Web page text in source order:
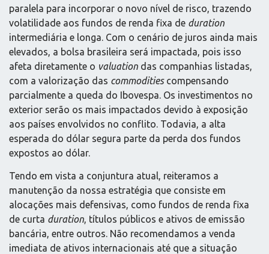
paralela para incorporar o novo nível de risco, trazendo
volatilidade aos fundos de renda fixa de duration
intermediária e longa. Com o cenário de juros ainda mais
elevados, a bolsa brasileira será impactada, pois isso
afeta diretamente o valuation das companhias listadas,
com a valorização das commoditiescompensando
parcialmente a queda do Ibovespa. Os investimentos no
exterior serão os mais impactados devido à exposição
aos países envolvidos no conflito. Todavia, a alta
esperada do dólar segura parte da perda dos fundos
expostos ao dólar.
Tendo em vista a conjuntura atual, reiteramos a
manutenção da nossa estratégia que consiste em
alocações mais defensivas, como fundos de renda fixa
de curta duration, títulos públicos e ativos de emissão
bancária, entre outros. Não recomendamos a venda
imediata de ativos internacionais até que a situação